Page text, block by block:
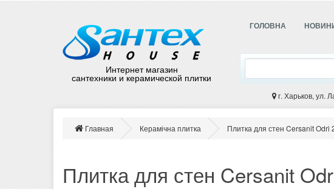
Интернет магазин
сантехники и керамической плитки
ГОЛОВНА
г. Харьков, ул.
Главная Керамічна плитка Плитка для стен Cersanit Odri
Плитка для стен Cersanit